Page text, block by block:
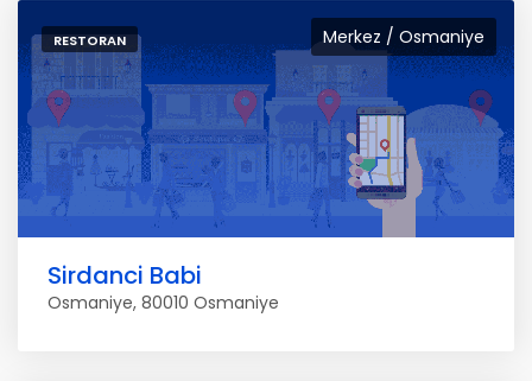
Merkez / Osmaniye
RESTORAN
Sirdanci Babi
Osmaniye, 80010 Osmaniye